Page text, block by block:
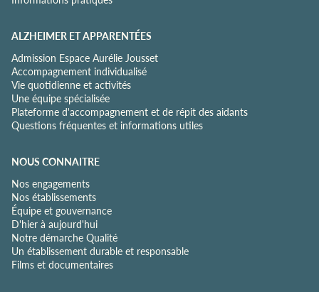
ALZHEIMER ET APPARENTÉES
Admission Espace Aurélie Jousset
Accompagnement individualisé
Vie quotidienne et activités
Une équipe spécialisée
Plateforme d'accompagnement et de répit des aidants
Questions fréquentes et informations utiles
NOUS CONNAITRE
Nos engagements
Nos établissements
Équipe et gouvernance
D'hier à aujourd'hui
Notre démarche Qualité
Un établissement durable et responsable
Films et documentaires